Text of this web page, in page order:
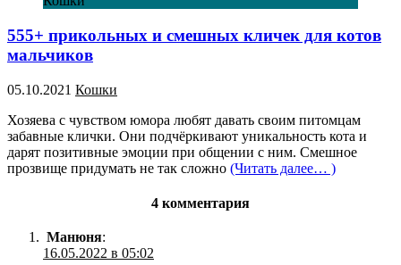
555+ прикольных и смешных кличек для котов
мальчиков
05.10.2021 Кошки
Хозяева с чувством юмора любят давать своим питомцам
забавные клички. Они подчёркивают уникальность кота и
дарят позитивные эмоции при общении с ним. Смешное
прозвище придумать не так сложно (Читать далее… )
4 комментария
Манюня:
16.05.2022 в 05:02